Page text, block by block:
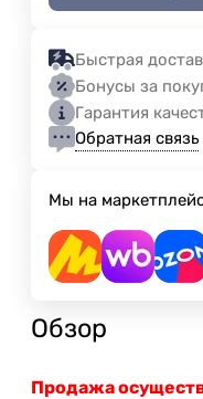
Быстрая
Бонусы за
Гарантия
Обратная связь
Мы на
Обзор
Продажа